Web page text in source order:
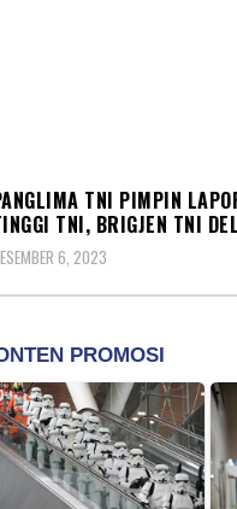
TNI PIMPIN
TNI, BRIGJEN TNI
6, 2023